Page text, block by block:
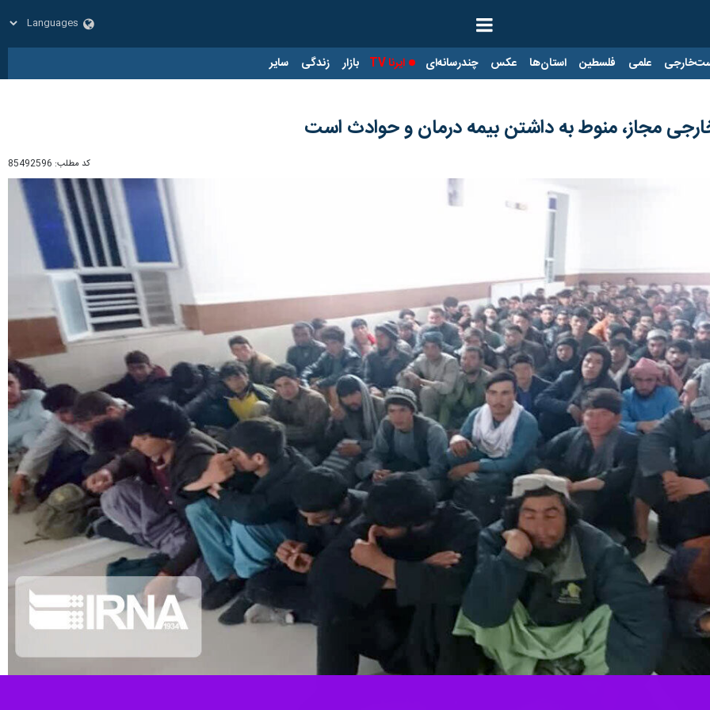
علمی فلسطین استان‌ها عکس چندرسانه‌ای ایرنا TV بازار زندگی سایر
مجاز، منوط به داشتن بیمه درمان و حوادث است
کد مطلب: 85492596